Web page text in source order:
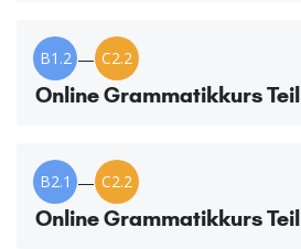
B1.2 — C2.2
Online Grammatikkurs
B2.1 — C2.2
Online Grammatikkurs